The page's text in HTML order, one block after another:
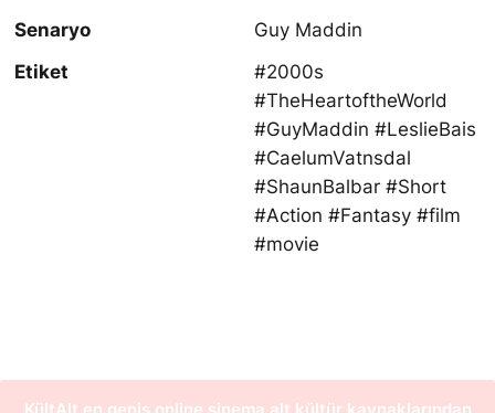
Senaryo
Guy Maddin
Etiket
#2000s
#TheHeartoftheWorld
#GuyMaddin #LeslieBais
#CaelumVatnsdal
#ShaunBalbar #Short
#Action #Fantasy #film
#movie